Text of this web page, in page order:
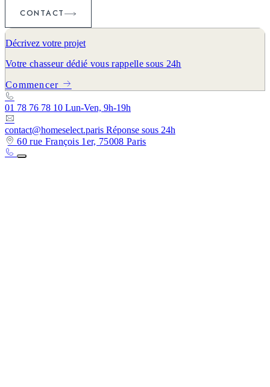
CONTACT
Décrivez votre projet
Votre chasseur dédié vous rappelle sous 24h
Commencer
01 78 76 78 10 Lun-Ven, 9h-19h
contact@homeselect.paris Réponse sous 24h
60 rue François 1er, 75008 Paris